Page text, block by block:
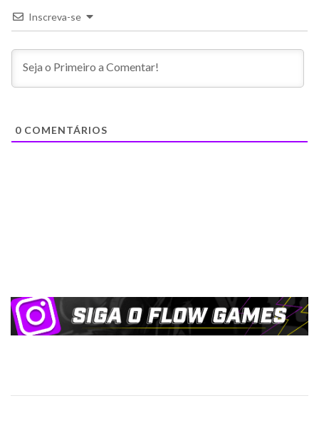
Inscreva-se
0 COMENTÁRIOS